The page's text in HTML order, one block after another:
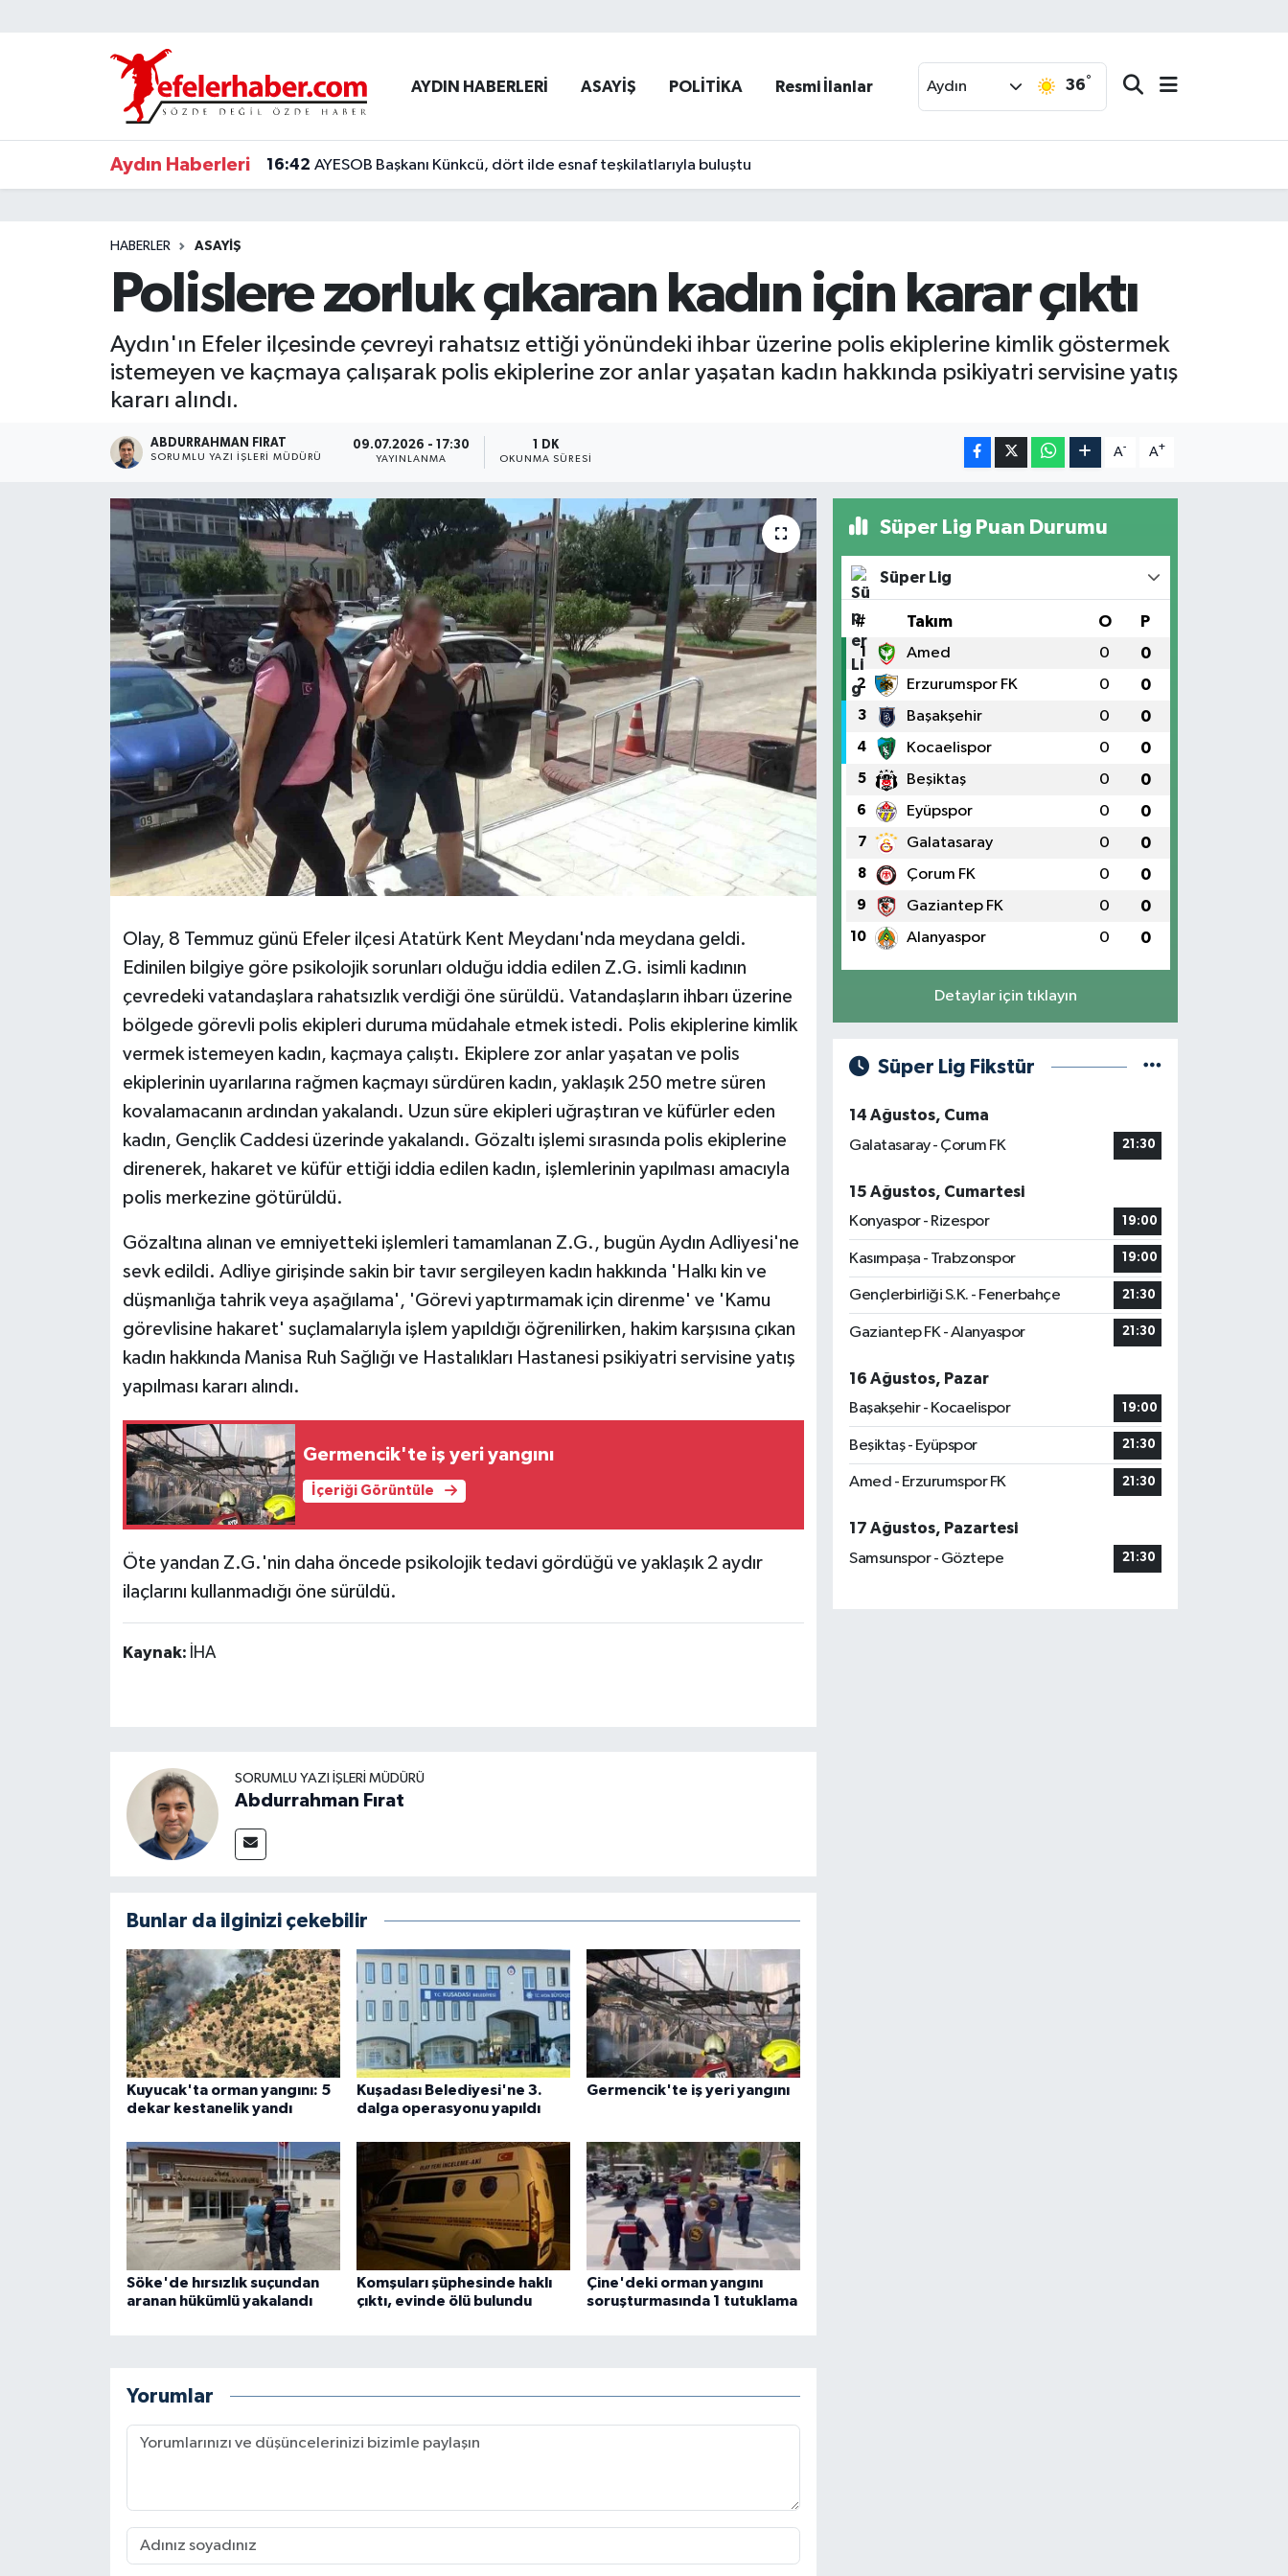
AYDIN HABERLERİ ASAYİŞ POLİTİKA Resmi İlanlar Aydın 36°
Aydın Haberleri 16:42 AYESOB Başkanı Künkcü, dört ilde esnaf teşkilatlarıyla buluştu
HABERLER ASAYİŞ
Polislere zorluk çıkaran kadın için karar çıktı
Aydın'ın Efeler ilçesinde çevreyi rahatsız ettiği yönündeki ihbar üzerine polis ekiplerine kimlik göstermek
istemeyen ve kaçmaya çalışarak polis ekiplerine zor anlar yaşatan kadın hakkında psikiyatri servisine yatış
kararı alındı.
ABDURRAHMAN FIRAT
SORUMLU YAZI İŞLERI MÜDÜRÜ
09.07.2026 - 17:30
YAYINLANMA
1 DK
OKUNMA SÜRESI
A- A+
Olay, 8 Temmuz günü Efeler ilçesi Atatürk Kent Meydanı'nda meydana geldi.
Edinilen bilgiye göre psikolojik sorunları olduğu iddia edilen Z.G. isimli kadının
çevredeki vatandaşlara rahatsızlık verdiği öne sürüldü. Vatandaşların ihbarı üzerine
bölgede görevli polis ekipleri duruma müdahale etmek istedi. Polis ekiplerine kimlik
vermek istemeyen kadın, kaçmaya çalıştı. Ekiplere zor anlar yaşatan ve polis
ekiplerinin uyarılarına rağmen kaçmayı sürdüren kadın, yaklaşık 250 metre süren
kovalamacanın ardından yakalandı. Uzun süre ekipleri uğraştıran ve küfürler eden
kadın, Gençlik Caddesi üzerinde yakalandı. Gözaltı işlemi sırasında polis ekiplerine
direnerek, hakaret ve küfür ettiği iddia edilen kadın, işlemlerinin yapılması amacıyla
polis merkezine götürüldü.
Gözaltına alınan ve emniyetteki işlemleri tamamlanan Z.G., bugün Aydın Adliyesi'ne
sevk edildi. Adliye girişinde sakin bir tavır sergileyen kadın hakkında 'Halkı kin ve
düşmanlığa tahrik veya aşağılama', 'Görevi yaptırmamak için direnme' ve 'Kamu
görevlisine hakaret' suçlamalarıyla işlem yapıldığı öğrenilirken, hakim karşısına çıkan
kadın hakkında Manisa Ruh Sağlığı ve Hastalıkları Hastanesi psikiyatri servisine yatış
yapılması kararı alındı.
Germencik'te iş yeri yangını
İçeriği Görüntüle
Öte yandan Z.G.'nin daha öncede psikolojik tedavi gördüğü ve yaklaşık 2 aydır
ilaçlarını kullanmadığı öne sürüldü.
Kaynak: İHA
SORUMLU YAZI İŞLERI MÜDÜRÜ
Abdurrahman Fırat
Bunlar da ilginizi çekebilir
Kuyucak'ta orman yangını: 5
dekar kestanelik yandı
Kuşadası Belediyesi'ne 3.
dalga operasyonu yapıldı
Germencik'te iş yeri yangını
Söke'de hırsızlık suçundan
aranan hükümlü yakalandı
Komşuları şüphesinde haklı
çıktı, evinde ölü bulundu
Çine'deki orman yangını
soruşturmasında 1 tutuklama
Yorumlar
Süper Lig Puan Durumu
Süper Lig
# Takım O P
1 Amed 0 0
2 Erzurumspor FK 0 0
3 Başakşehir 0 0
4 Kocaelispor 0 0
5 Beşiktaş 0 0
6 Eyüpspor 0 0
7 Galatasaray 0 0
8 Çorum FK 0 0
9 Gaziantep FK 0 0
10 Alanyaspor 0 0
Detaylar için tıklayın
Süper Lig Fikstür
14 Ağustos, Cuma
Galatasaray - Çorum FK
21:30
15 Ağustos, Cumartesi
Konyaspor - Rizespor
19:00
Kasımpaşa - Trabzonspor 19:00
Gençlerbirliği S.K. - Fenerbahçe 21:30
Gaziantep FK - Alanyaspor 21:30
16 Ağustos, Pazar
Başakşehir - Kocaelispor
19:00
Beşiktaş - Eyüpspor 21:30
Amed - Erzurumspor FK 21:30
17 Ağustos, Pazartesi
Samsunspor - Göztepe
21:30
Nöbetçi Eczaneler
Hava Durumu
Aydin Namaz Vakitleri
Süper Lig Puan Durumu ve Fikstür
Tüm Manşetler
Son Dakika Haberleri